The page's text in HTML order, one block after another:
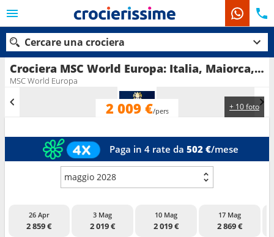
Crociera MSC World Europa: Italia, Maiorca, Spagna, Francia in partenza da Genova
MSC World Europa
+ 10 foto
2 009 €/pers
Paga in 4 rate da 502 €/mese
maggio 2028
26 Apr
2 859 €
3 Mag
2 019 €
10 Mag
2 019 €
17 Mag
2 869 €
Cercare una crociera
Le nostre destinazioni
Mesi di partenza
Porti Compagnie